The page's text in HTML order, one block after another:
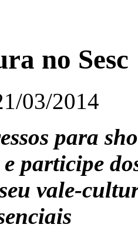
no Sesc
03/2014
para
participe
vale-